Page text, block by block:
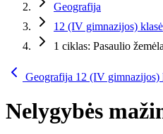
Geografija
12 (IV gimnazijos) klasė
1 ciklas: Pasaulio
Geografija 12 (IV gimnazijos)
Nelygybės